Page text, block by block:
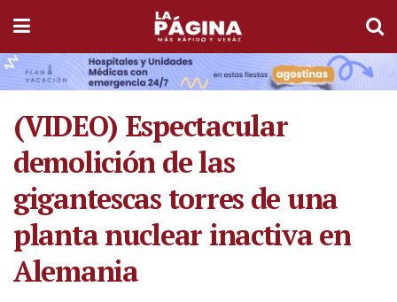
(VIDEO) Espectacular
demolición de las
gigantescas torres de una
planta nuclear inactiva en
Alemania